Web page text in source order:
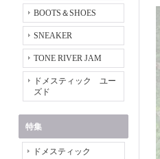
BOOTS＆SHOES
SNEAKER
TONE RIVER JAM
ドメスティック ユー
ズド
特集
ドメスティック